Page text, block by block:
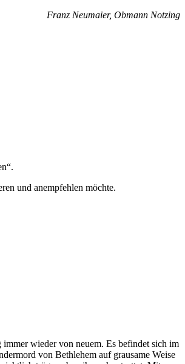
Franz Neumaier, Obmann Notzing
und anempfehlen möchte.
wieder von neuem. Es befindet sich im
von Bethlehem auf grausame Weise